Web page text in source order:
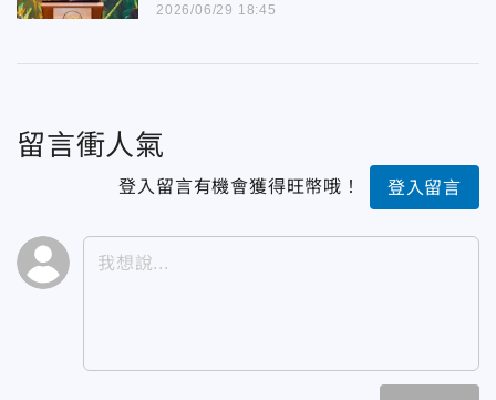
2026/06/29 18:45
留言衝人氣
登入留言有機會獲得旺幣哦！ 登入留言